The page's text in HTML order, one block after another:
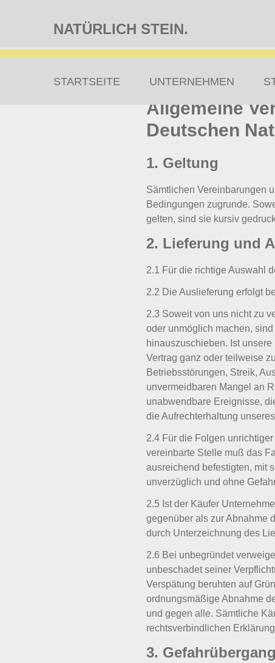
NATÜRLICH STEIN.
STARTSEITE UNTERNEHMEN
Allgemeine
Deutschen
1. Geltung
Sämtlichen Vereinbarungen
Bedingungen zugrunde.
gelten, sind sie kursiv
2. Lieferung und
2.1 Für die richtige Auswahl
2.2 Die Auslieferung erfolgt
2.3 Soweit von uns nicht zu
oder unmöglich machen,
hinauszuschieben. Ist
Vertrag ganz oder teilweise
Betriebsstörungen, Streik,
unvermeidbaren Mangel an
unabwendbare Ereignisse,
die Aufrechterhaltung
2.4 Für die Folgen
vereinbarte Stelle muß das
ausreichend befestigten, mit
unverzüglich und ohne
2.5 Ist der Käufer
gegenüber als zur Abnahme
durch Unterzeichnung des
2.6 Bei unbegründet
unbeschadet seiner
Verspätung beruhten auf
ordnungsmäßige Abnahme
und gegen alle. Sämtliche
rechtsverbindlichen
3. Gefahrübergang